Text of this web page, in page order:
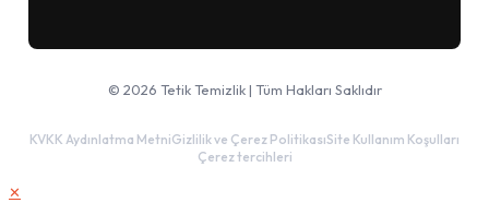
© 2026 Tetik Temizlik | Tüm Hakları Saklıdır
KVKK Aydınlatma MetniGizlilik ve Çerez PolitikasıSite Kullanım Koşulları
Çerez tercihleri
✕